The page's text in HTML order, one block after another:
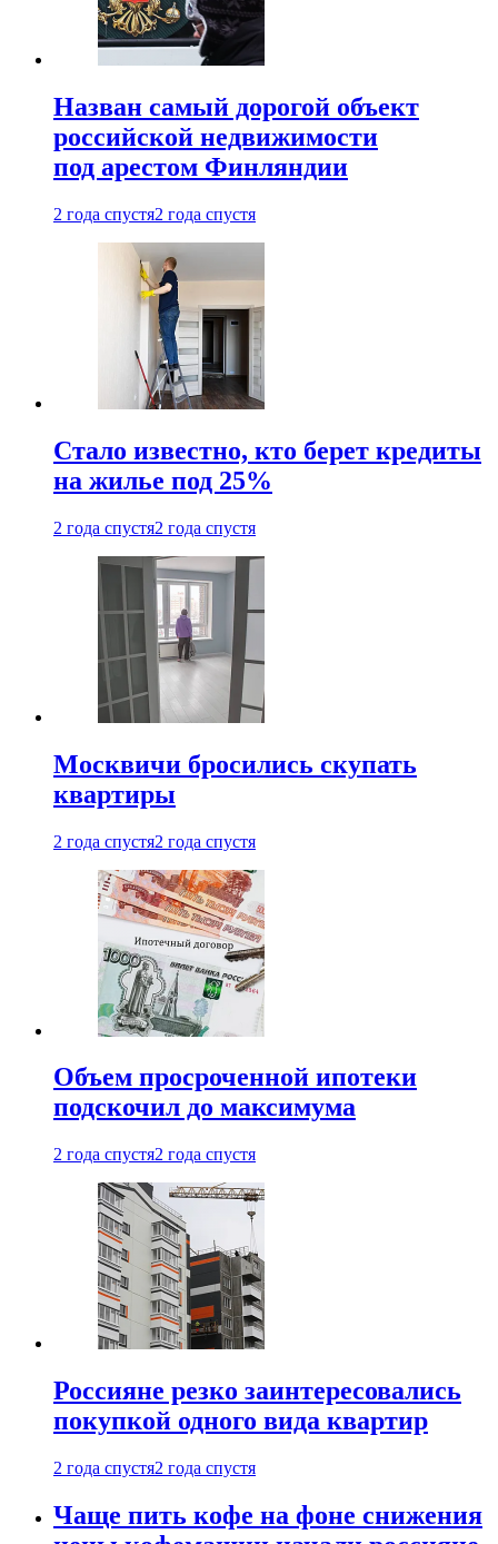
Назван самый дорогой объект
российской недвижимости
под арестом Финляндии
2 года спустя2 года спустя
Стало известно, кто берет кредиты
на жилье под 25%
2 года спустя2 года спустя
Москвичи бросились скупать
квартиры
2 года спустя2 года спустя
Объем просроченной ипотеки
подскочил до максимума
2 года спустя2 года спустя
Россияне резко заинтересовались
покупкой одного вида квартир
2 года спустя2 года спустя
Чаще пить кофе на фоне снижения